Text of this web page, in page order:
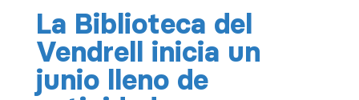
La Biblioteca del
Vendrell inicia un
junio lleno de